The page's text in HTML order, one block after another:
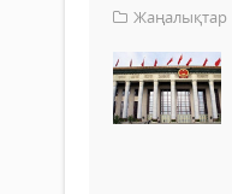
Жаңалықтар